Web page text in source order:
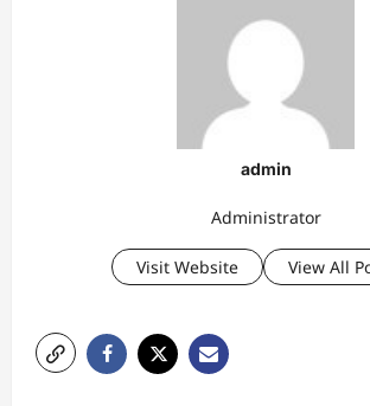
admin
Administrator
Visit Website View All